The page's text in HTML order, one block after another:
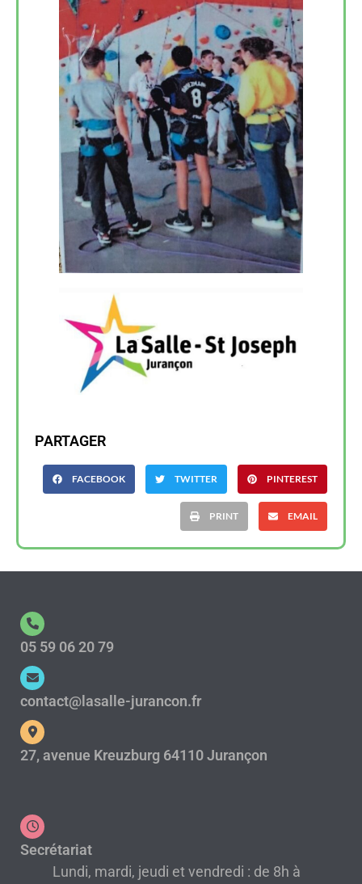
PARTAGER
FACEBOOK TWITTER PINTEREST
PRINT EMAIL
05 59 06 20 79
contact@lasalle-jurancon.fr
27, avenue Kreuzburg 64110 Jurançon
Secrétariat
Lundi, mardi, jeudi et vendredi : de 8h à